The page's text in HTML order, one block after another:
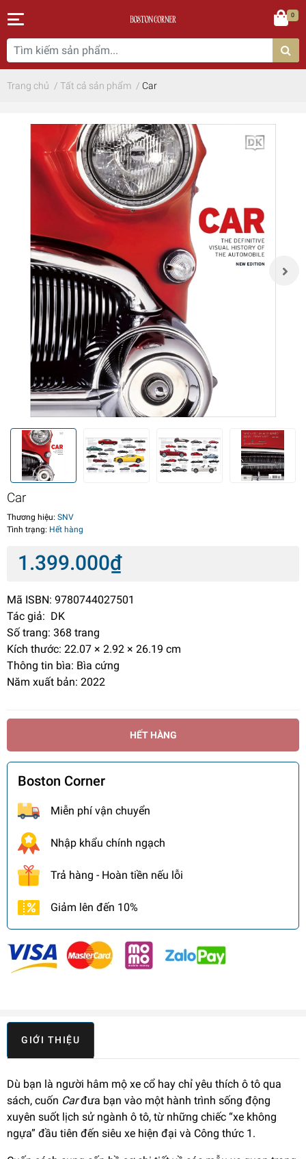
0
Trang chủ / Tất cả sản phẩm / Car
Car
Thương hiệu: SNV
Tình trạng: Hết hàng
1.399.000₫
Mã ISBN: 9780744027501
Tác giả: DK
Số trang: 368 trang
Kích thước: 22.07 × 2.92 × 26.19 cm
Thông tin bìa: Bìa cứng
Năm xuất bản: 2022
HẾT HÀNG
Boston Corner
Miễn phí vận chuyển
Nhập khẩu chính ngạch
Trả hàng - Hoàn tiền nếu lỗi
Giảm lên đến 10%
GIỚI THIỆU
Dù bạn là người hâm mộ xe cổ hay chỉ yêu thích ô tô qua
sách, cuốn Carđưa bạn vào một hành trình sống động
xuyên suốt lịch sử ngành ô tô, từ những chiếc “xe không
ngựa” đầu tiên đến siêu xe hiện đại và Công thức 1.